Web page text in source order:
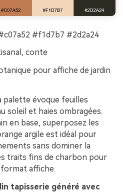
#f1d7b7 #2d2a24
conte
pour affiche de jardin
palette évoque feuilles
soleil et haies ombragées.
en base, superposez les
argile est idéal pour
sans dominer la
traits fins de charbon pour
affiche.
tapisserie généré avec